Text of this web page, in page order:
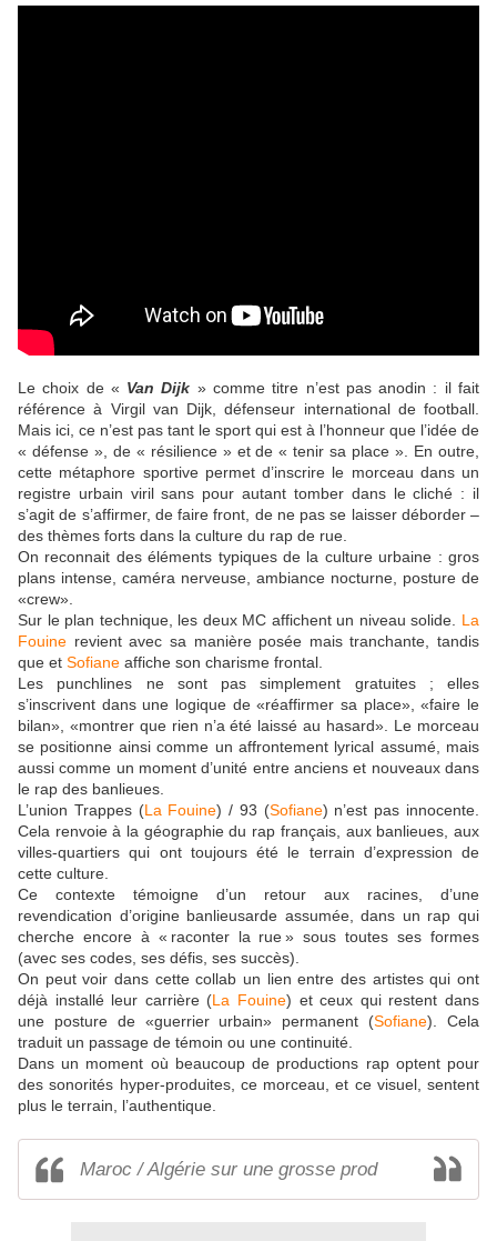
Le choix de « Van Dijk » comme titre n’est pas anodin : il fait
référence à Virgil van Dijk, défenseur international de football.
Mais ici, ce n’est pas tant le sport qui est à l’honneur que l’idée de
« défense », de « résilience » et de « tenir sa place ». En outre,
cette métaphore sportive permet d’inscrire le morceau dans un
registre urbain viril sans pour autant tomber dans le cliché : il
s’agit de s’affirmer, de faire front, de ne pas se laisser déborder –
des thèmes forts dans la culture du rap de rue.
On reconnait des éléments typiques de la culture urbaine : gros
plans intense, caméra nerveuse, ambiance nocturne, posture de
«crew».
Sur le plan technique, les deux MC affichent un niveau solide. La
Fouine revient avec sa manière posée mais tranchante, tandis
que et Sofiane affiche son charisme frontal.
Les punchlines ne sont pas simplement gratuites ; elles
s’inscrivent dans une logique de «réaffirmer sa place», «faire le
bilan», «montrer que rien n’a été laissé au hasard». Le morceau
se positionne ainsi comme un affrontement lyrical assumé, mais
aussi comme un moment d’unité entre anciens et nouveaux dans
le rap des banlieues.
L’union Trappes (La Fouine) / 93 (Sofiane) n’est pas innocente.
Cela renvoie à la géographie du rap français, aux banlieues, aux
villes-quartiers qui ont toujours été le terrain d’expression de
cette culture.
Ce contexte témoigne d’un retour aux racines, d’une
revendication d’origine banlieusarde assumée, dans un rap qui
cherche encore à « raconter la rue » sous toutes ses formes
(avec ses codes, ses défis, ses succès).
On peut voir dans cette collab un lien entre des artistes qui ont
déjà installé leur carrière (La Fouine) et ceux qui restent dans
une posture de «guerrier urbain» permanent (Sofiane). Cela
traduit un passage de témoin ou une continuité.
Dans un moment où beaucoup de productions rap optent pour
des sonorités hyper-produites, ce morceau, et ce visuel, sentent
plus le terrain, l’authentique.
Maroc / Algérie sur une grosse prod